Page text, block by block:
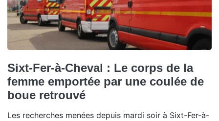
Sixt-Fer-à-Cheval : Le corps de la
femme emportée par une coulée de
boue retrouvé
Les recherches menées depuis mardi soir à Sixt-Fer-à-